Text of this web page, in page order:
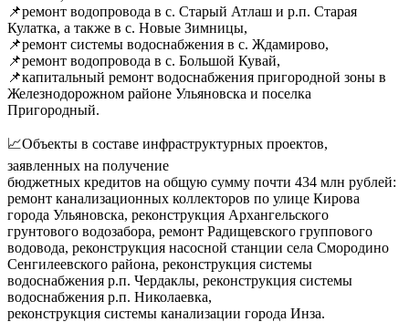
📌ремонт водопровода в с. Старый Атлаш и р.п. Старая
Кулатка, а также в с. Новые Зимницы,
📌ремонт системы водоснабжения в с. Ждамирово,
📌ремонт водопровода в с. Большой Кувай,
📌капитальный ремонт водоснабжения пригородной зоны в
Железнодорожном районе Ульяновска и поселка
Пригородный.
📈Объекты в составе инфраструктурных проектов,
заявленных на получение
бюджетных кредитов на общую сумму почти 434 млн рублей:
ремонт канализационных коллекторов по улице Кирова
города Ульяновска, реконструкция Архангельского
грунтового водозабора, ремонт Радищевского группового
водовода, реконструкция насосной станции села Смородино
Сенгилеевского района, реконструкция системы
водоснабжения р.п. Чердаклы, реконструкция системы
водоснабжения р.п. Николаевка,
реконструкция системы канализации города Инза.